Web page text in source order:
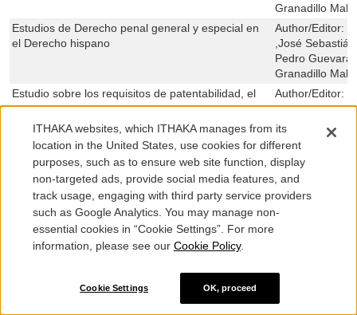
Granadillo
Estudios de Derecho penal general y especial en
el Derecho hispano
Author/Editor:
,José
Pedro Guevara
Granadillo
Estudio sobre los requisitos de patentabilidad, el
alcance y la violación del derecho de patente
Author/Editor:
TRIAS DE BES
Estudios sobre el proceso contencioso-
administrativo en materia tributaria
Author/Editor:
Lucas Durán
,Susana
Arranz De
Delgado
Estudios sobre la nueva cultura y valores del
empleo público
SESMA
ITHAKA websites, which ITHAKA manages from its
location in the United States, use cookies for different
purposes, such as to ensure web site function, display
non-targeted ads, provide social media features, and
track usage, engaging with third party service providers
such as Google Analytics. You may manage non-
essential cookies in “Cookie Settings”. For more
information, please see our Cookie Policy.
Cookie Settings OK, proceed